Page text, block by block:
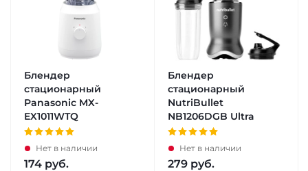
Блендер
стационарный
Panasonic MX-
EX1011WTQ
Нет в наличии
174 руб.
Блендер
стационарный
NutriBullet
NB1206DGB Ultra
Нет в наличии
279 руб.